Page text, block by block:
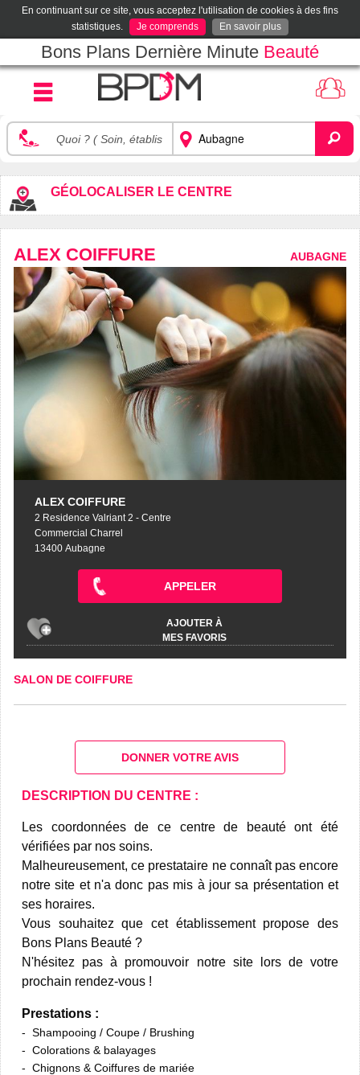
En continuant sur ce site, vous acceptez l'utilisation de cookies à des fins
statistiques.
Je comprends En savoir plus
Bons Plans Dernière Minute Beauté
GÉOLOCALISER LE CENTRE
ALEX COIFFURE AUBAGNE
ALEX COIFFURE
2 Residence Valriant 2 - Centre
Commercial Charrel
13400 Aubagne
APPELER
AJOUTER À
MES FAVORIS
SALON DE COIFFURE
DONNER VOTRE AVIS
DESCRIPTION DU CENTRE :
Les coordonnées de ce centre de beauté ont été
vérifiées par nos soins.
Malheureusement, ce prestataire ne connaît pas encore
notre site et n'a donc pas mis à jour sa présentation et
ses horaires.
Vous souhaitez que cet établissement propose des
Bons Plans Beauté ?
N'hésitez pas à promouvoir notre site lors de votre
prochain rendez-vous !
Prestations :
Shampooing / Coupe / Brushing
Colorations & balayages
Chignons & Coiffures de mariée